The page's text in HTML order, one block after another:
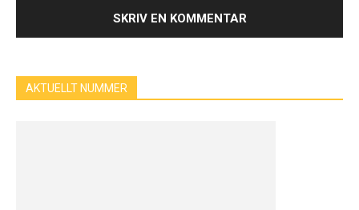
AKTUELLT NUMMER